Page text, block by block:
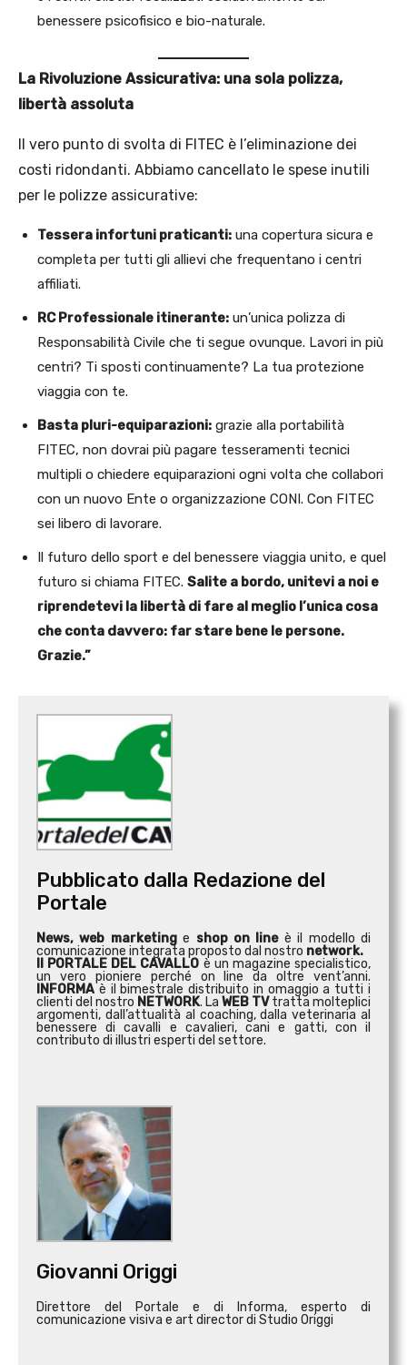
benessere psicofisico e bio-naturale.
La Rivoluzione Assicurativa: una sola polizza,
libertà assoluta
Il vero punto di svolta di FITEC è l’eliminazione dei
costi ridondanti. Abbiamo cancellato le spese inutili
per le polizze assicurative:
Tessera infortuni praticanti: una copertura sicura e
completa per tutti gli allievi che frequentano i centri
affiliati.
RC Professionale itinerante: un’unica polizza di
Responsabilità Civile che ti segue ovunque. Lavori in più
centri? Ti sposti continuamente? La tua protezione
viaggia con te.
Basta pluri-equiparazioni: grazie alla portabilità
FITEC, non dovrai più pagare tesseramenti tecnici
multipli o chiedere equiparazioni ogni volta che collabori
con un nuovo Ente o organizzazione CONI. Con FITEC
sei libero di lavorare.
Il futuro dello sport e del benessere viaggia unito, e quel
futuro si chiama FITEC. Salite a bordo, unitevi a noi e
riprendetevi la libertà di fare al meglio l’unica cosa
che conta davvero: far stare bene le persone.
Grazie.”
Pubblicato dalla Redazione del
Portale
News, web marketinge shop on line è il modello di
comunicazione integrata proposto dal nostro network.
Il PORTALE DEL CAVALLO è un magazine specialistico,
un vero pioniere perché on line da oltre vent’anni.
INFORMA è il bimestrale distribuito in omaggio a tutti i
clienti del nostro NETWORK. La WEB TVtratta molteplici
argomenti, dall’attualità al coaching, dalla veterinaria al
benessere di cavalli e cavalieri, cani e gatti, con il
contributo di illustri esperti del settore.
Giovanni Origgi
Direttore del Portale e di Informa, esperto di
comunicazione visiva e art director di Studio Origgi